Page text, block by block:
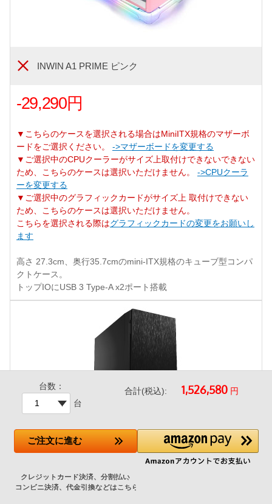
INWIN A1 PRIME ピンク
-29,290円
▼こちらのケースを選択される場合はMiniITX規格のマザーボ
ードをご選択ください。 ->マザーボードを変更する
▼ご選択中のCPUクーラーがサイズ上取付けできないできない
ため、こちらのケースは選択いただけません。 ->CPUクーラ
ーを変更する
▼ご選択中のグラフィックカードがサイズ上 取付けできない
ため、こちらのケースは選択いただけません。
こちらを選択される際はグラフィックカードの変更をお願いし
ます
高さ 27.3cm、奥行35.7cmのmini-ITX規格のキューブ型コンパ
クトケース。
トップIOにUSB 3 Type-A x2ポート搭載
台数：
台
合計(税込): 円
ご注文に進む